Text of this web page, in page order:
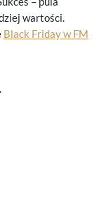
wartości.
Black Friday w FM